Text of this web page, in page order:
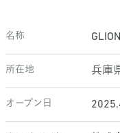
名称
所在地 兵庫
オープン日